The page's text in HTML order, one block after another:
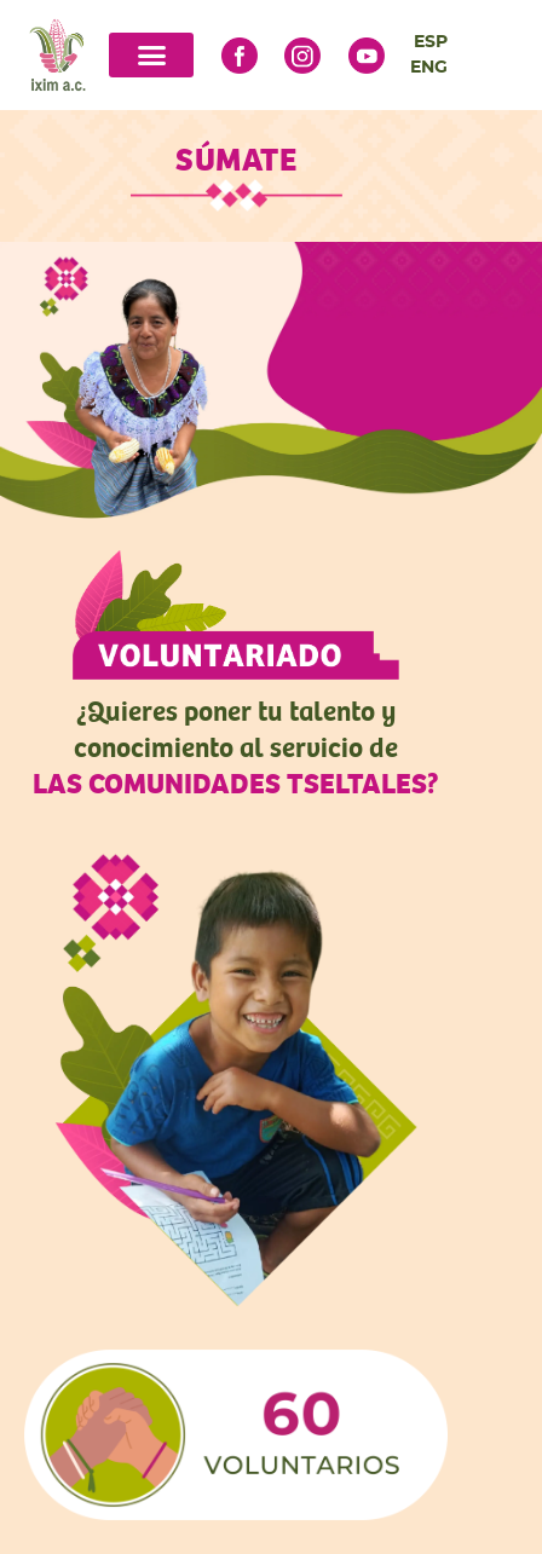
ESP
ENG
SÚMATE
¿Quieres poner tu talento y
conocimiento al servicio de
LAS COMUNIDADES TSELTALES?